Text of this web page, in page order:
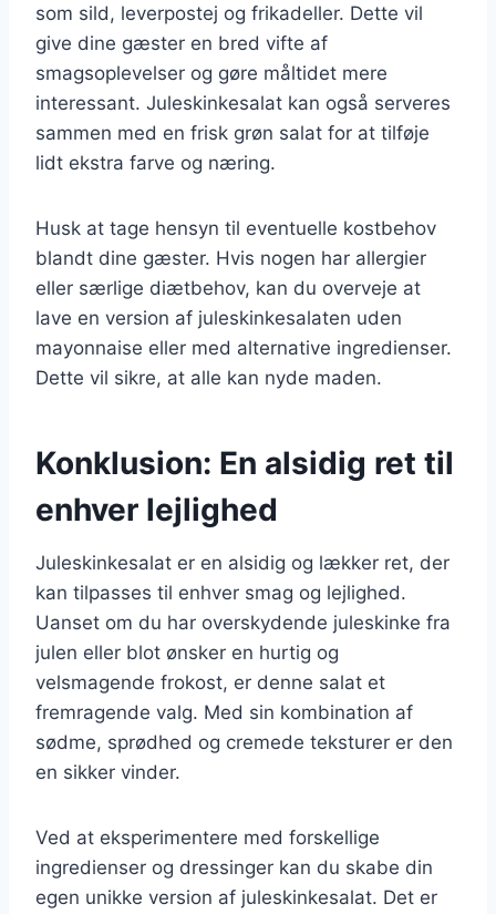
som sild, leverpostej og frikadeller. Dette vil
give dine gæster en bred vifte af
smagsoplevelser og gøre måltidet mere
interessant. Juleskinkesalat kan også serveres
sammen med en frisk grøn salat for at tilføje
lidt ekstra farve og næring.
Husk at tage hensyn til eventuelle kostbehov
blandt dine gæster. Hvis nogen har allergier
eller særlige diætbehov, kan du overveje at
lave en version af juleskinkesalaten uden
mayonnaise eller med alternative ingredienser.
Dette vil sikre, at alle kan nyde maden.
Konklusion: En alsidig ret til
enhver lejlighed
Juleskinkesalat er en alsidig og lækker ret, der
kan tilpasses til enhver smag og lejlighed.
Uanset om du har overskydende juleskinke fra
julen eller blot ønsker en hurtig og
velsmagende frokost, er denne salat et
fremragende valg. Med sin kombination af
sødme, sprødhed og cremede teksturer er den
en sikker vinder.
Ved at eksperimentere med forskellige
ingredienser og dressinger kan du skabe din
egen unikke version af juleskinkesalat. Det er